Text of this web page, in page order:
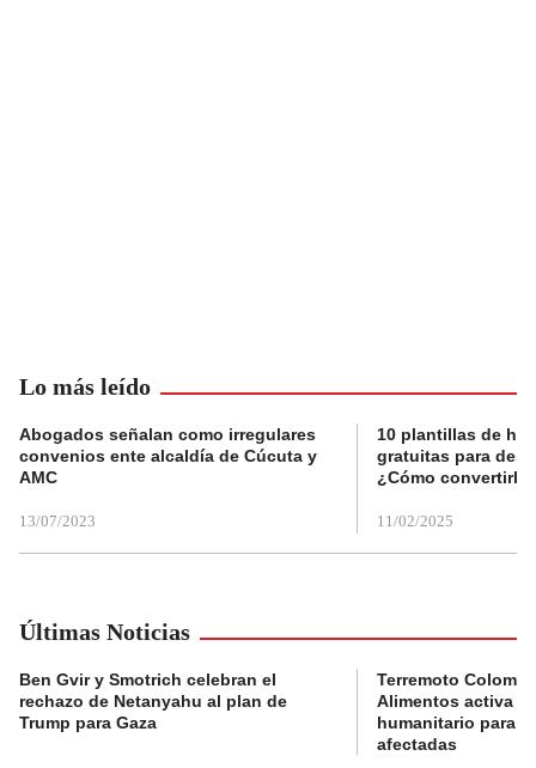
Lo más leído
Abogados señalan como irregulares
convenios ente alcaldía de Cúcuta y
AMC
13/07/2023
10 plantillas de
gratuitas para
¿Cómo convertirla
11/02/2025
Últimas Noticias
Ben Gvir y Smotrich celebran el
rechazo de Netanyahu al plan de
Trump para Gaza
Terremoto
Alimentos activa
humanitario para
afectadas